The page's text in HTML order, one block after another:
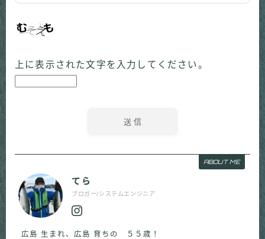
上に表示された文字を入力してください。
ABOUT ME
てら
ブロガー/システムエンジニア
広島 生まれ、広島 育ちの ５５歳！